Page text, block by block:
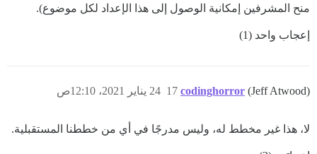
منح المشرفين إمكانية الوصول إلى هذا الإعداد لكل موضوع).
إعجاب واحد (1)
codinghorror (Jeff Atwood) 24 يناير 2021، 12:10ص 17
لا، هذا غير مخطط له، وليس مدرجًا في أي من خططنا المستقبلية.